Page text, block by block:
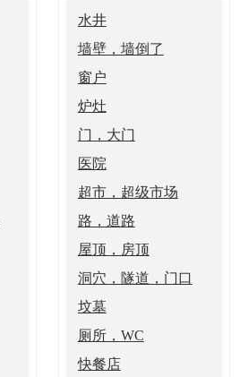
水井
墙壁，墙倒了
窗户
炉灶
门，大门
医院
超市，超级市场
路，道路
屋顶，房顶
洞穴，隧道，门口
坟墓
厕所，WC
快餐店